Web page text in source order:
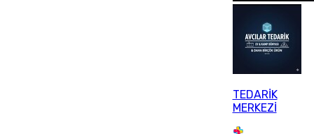
TEDARİK
MERKEZİ